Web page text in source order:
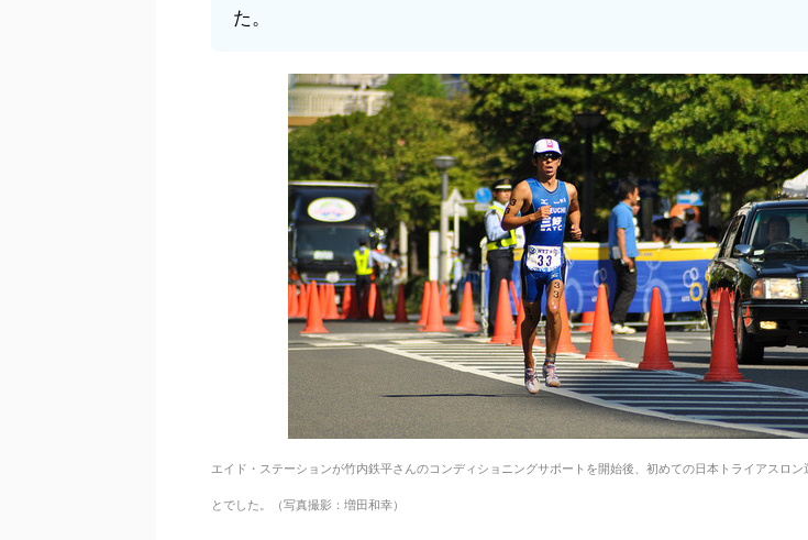
た。
エイド・ステーションが竹内鉄平さんのコンディショニングサポートを開始後、初めての日本トライアスロン
とでした。（写真撮影：増田和幸）